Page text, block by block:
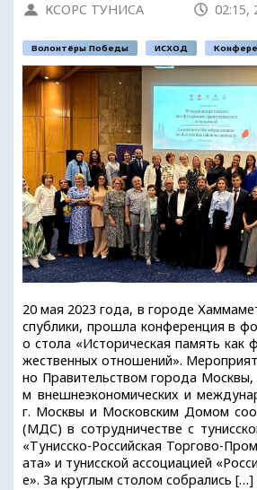
КСОРС ТУНИСА 02:15,
Волонтёры Победы ИСХОД
20 мая 2023 года, в городе
спублики, прошла конференция в
о стола «Историческая память как
жественных отношений».
но Правительством города Москвы,
м внешнеэкономических и
г. Москвы и Московским Домом
(МДС) в сотрудничестве с
«Тунисско-Российская Торгово-
ата» и тунисской ассоциацией
е». За круглым столом собрались […]